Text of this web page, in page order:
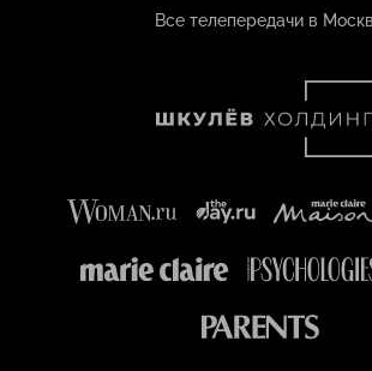
Все телепередачи в